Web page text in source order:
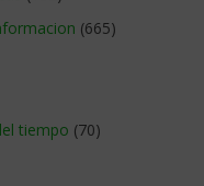
(665)
tiempo (70)